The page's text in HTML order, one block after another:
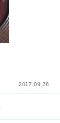
2017.09.28